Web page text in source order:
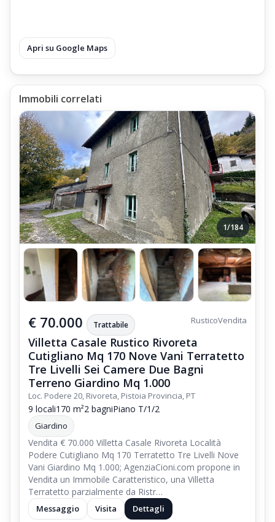
Apri su Google Maps
Immobili correlati
1/184
€ 70.000 Trattabile RusticoVendita
Villetta Casale Rustico Rivoreta
Cutigliano Mq 170 Nove Vani Terratetto
Tre Livelli Sei Camere Due Bagni
Terreno Giardino Mq 1.000
Loc. Podere 20, Rivoreta, Pistoia Provincia, PT
9 locali170 m²2 bagniPiano T/1/2
Giardino
Vendita € 70.000 Villetta Casale Rivoreta Località
Podere Cutigliano Mq 170 Terratetto Tre Livelli Nove
Vani Giardino Mq 1.000; AgenziaCioni.com propone in
Vendita un Immobile Caratteristico, una Villetta
Terratetto parzialmente da Ristr…
Messaggio Visita Dettagli